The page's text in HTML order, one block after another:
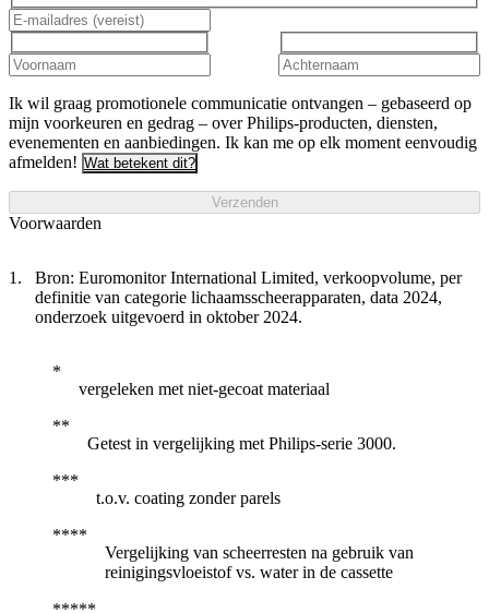
Ik wil graag promotionele communicatie ontvangen – gebaseerd op
mijn voorkeuren en gedrag – over Philips-producten, diensten,
evenementen en aanbiedingen. Ik kan me op elk moment eenvoudig
afmelden! Wat betekent dit?
Verzenden
Voorwaarden
Bron: Euromonitor International Limited, verkoopvolume, per
definitie van categorie lichaamsscheerapparaten, data 2024,
onderzoek uitgevoerd in oktober 2024.
vergeleken met niet-gecoat materiaal
Getest in vergelijking met Philips-serie 3000.
t.o.v. coating zonder parels
Vergelijking van scheerresten na gebruik van
reinigingsvloeistof vs. water in de cassette